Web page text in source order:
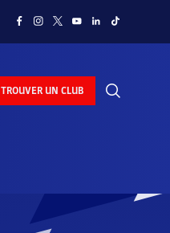
TROUVER UN CLUB